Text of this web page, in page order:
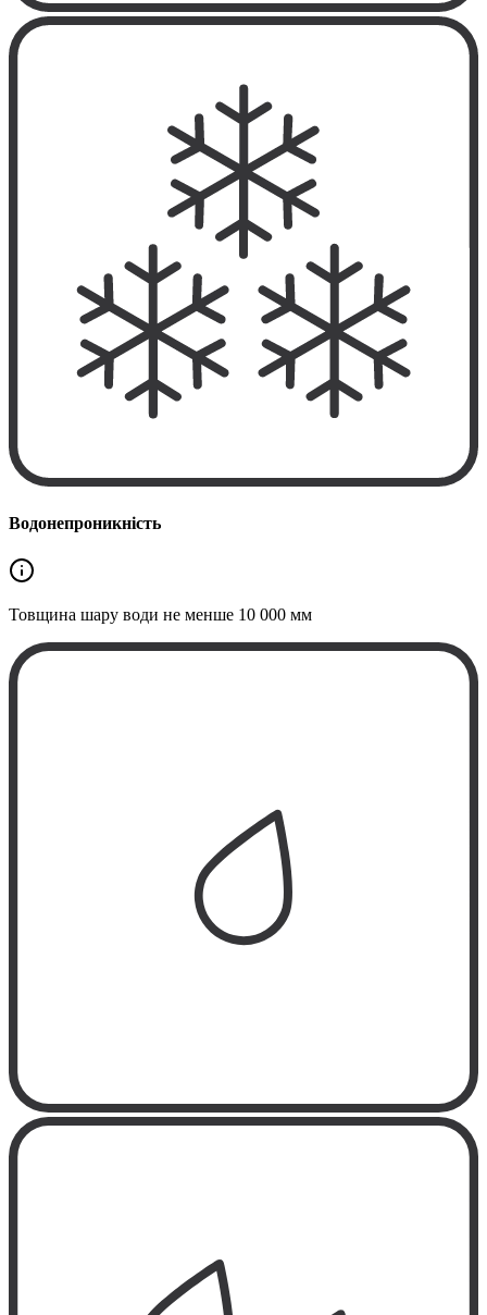
Водонепроникність
Товщина шару води не менше 10 000 мм